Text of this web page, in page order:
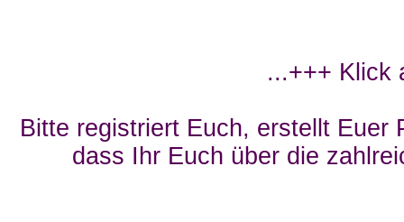
...+++ Klick
Bitte registriert Euch, erstellt Euer
dass Ihr Euch über die